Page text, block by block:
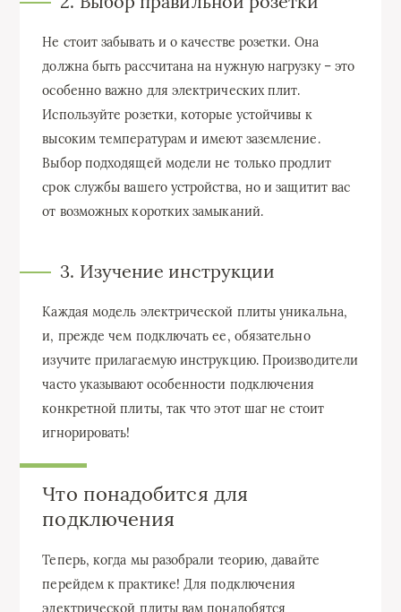
Не стоит забывать и о качестве розетки. Она
должна быть рассчитана на нужную нагрузку – это
особенно важно для электрических плит.
Используйте розетки, которые устойчивы к
высоким температурам и имеют заземление.
Выбор подходящей модели не только продлит
срок службы вашего устройства, но и защитит вас
от возможных коротких замыканий.
3. Изучение инструкции
Каждая модель электрической плиты уникальна,
и, прежде чем подключать ее, обязательно
изучите прилагаемую инструкцию. Производители
часто указывают особенности подключения
конкретной плиты, так что этот шаг не стоит
игнорировать!
Что понадобится для
подключения
Теперь, когда мы разобрали теорию, давайте
перейдем к практике! Для подключения
электрической плиты вам понадобятся